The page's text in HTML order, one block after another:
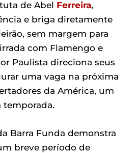
de Abel Ferreira,
e briga diretamente
sem margem para
com Flamengo e
Paulista direciona seus
uma vaga na próxima
da América, um
temporada.
Barra Funda demonstra
breve período de